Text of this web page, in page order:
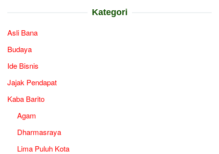
Kategori
Asli Bana
Budaya
Ide Bisnis
Jajak Pendapat
Kaba Barito
Agam
Dharmasraya
Lima Puluh Kota